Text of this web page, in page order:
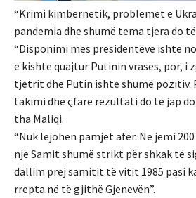
“Krimi kimbernetik, problemet e
pandemia dhe shumë tema tjera do
“Disponimi mes presidentëve ishte
e kishte quajtur Putinin vrasës, por, i
tjetrit dhe Putin ishte shumë pozitiv.
takimi dhe çfarë rezultati do të jap
tha Maliqi.
“Nuk lejohen pamjet afër. Ne jemi
një Samit shumë strikt për shkak të
dallim prej samitit të vitit 1985 pasi
rrepta në të gjithë Gjenevën”.